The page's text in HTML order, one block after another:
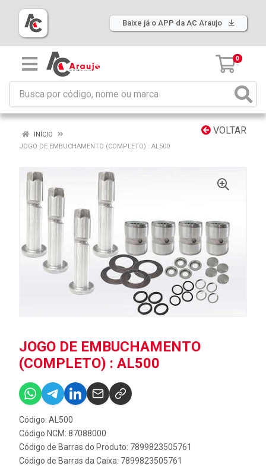
Baixe já o APP da AC Araujo
0
VOLTAR
INÍCIO
JOGO DE EMBUCHAMENTO (COMPLETO) : AL500
JOGO DE EMBUCHAMENTO
(COMPLETO) : AL500
Código: AL500
Código NCM: 87088000
Código de Barras do Produto: 7899823505761
Código de Barras da Caixa: 7899823505761